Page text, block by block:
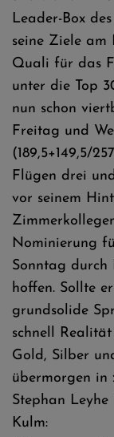
Leader-Box
seine Ziele am
Quali für das
unter die Top
nun schon
Freitag und
(189,5+149,5/
Flügen drei
vor seinem
Nominierung
Sonntag durch
hoffen. Sollte
grundsolide
schnell
Gold, Silber
übermorgen in
Stephan
Kulm: